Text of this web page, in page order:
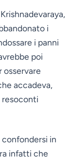
i
i panni
poi
osservare
accadeva,
resoconti
in
infatti che